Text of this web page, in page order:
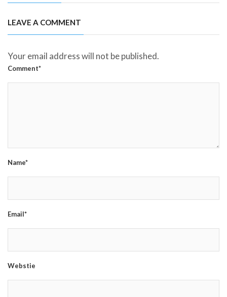
LEAVE A COMMENT
Your email address will not be published.
Comment*
Name*
Email*
Webstie